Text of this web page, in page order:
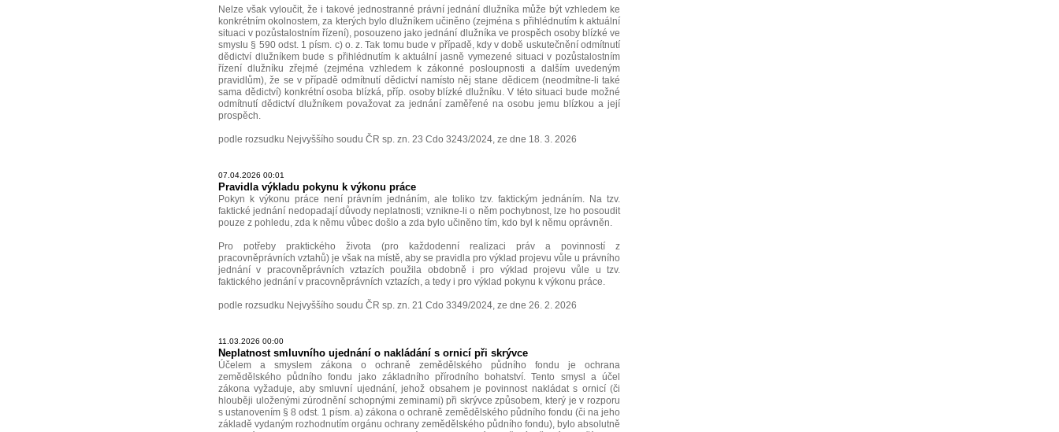
Nelze však vyloučit, že i takové jednostranné právní jednání dlužníka může být vzhledem ke
konkrétním okolnostem, za kterých bylo dlužníkem učiněno (zejména s přihlédnutím k aktuální
situaci v pozůstalostním řízení), posouzeno jako jednání dlužníka ve prospěch osoby blízké ve
smyslu § 590 odst. 1 písm. c) o. z. Tak tomu bude v případě, kdy v době uskutečnění odmítnutí
dědictví dlužníkem bude s přihlédnutím k aktuální jasně vymezené situaci v pozůstalostním
řízení dlužníku zřejmé (zejména vzhledem k zákonné posloupnosti a dalším uvedeným
pravidlům), že se v případě odmítnutí dědictví namísto něj stane dědicem (neodmítne-li také
sama dědictví) konkrétní osoba blízká, příp. osoby blízké dlužníku. V této situaci bude možné
odmítnutí dědictví dlužníkem považovat za jednání zaměřené na osobu jemu blízkou a její
prospěch.
podle rozsudku Nejvyššího soudu ČR sp. zn. 23 Cdo 3243/2024, ze dne 18. 3. 2026
07.04.2026 00:01
Pravidla výkladu pokynu k výkonu práce
Pokyn k výkonu práce není právním jednáním, ale toliko tzv. faktickým jednáním. Na tzv.
faktické jednání nedopadají důvody neplatnosti; vznikne-li o něm pochybnost, lze ho posoudit
pouze z pohledu, zda k němu vůbec došlo a zda bylo učiněno tím, kdo byl k němu oprávněn.
Pro potřeby praktického života (pro každodenní realizaci práv a povinností z
pracovněprávních vztahů) je však na místě, aby se pravidla pro výklad projevu vůle u právního
jednání v pracovněprávních vztazích použila obdobně i pro výklad projevu vůle u tzv.
faktického jednání v pracovněprávních vztazích, a tedy i pro výklad pokynu k výkonu práce.
podle rozsudku Nejvyššího soudu ČR sp. zn. 21 Cdo 3349/2024, ze dne 26. 2. 2026
11.03.2026 00:00
Neplatnost smluvního ujednání o nakládání s ornicí při skrývce
Účelem a smyslem zákona o ochraně zemědělského půdního fondu je ochrana
zemědělského půdního fondu jako základního přírodního bohatství. Tento smysl a účel
zákona vyžaduje, aby smluvní ujednání, jehož obsahem je povinnost nakládat s ornicí (či
hlouběji uloženými zúrodnění schopnými zeminami) při skrývce způsobem, který je v rozporu
s ustanovením § 8 odst. 1 písm. a) zákona o ochraně zemědělského půdního fondu (či na jeho
základě vydaným rozhodnutím orgánu ochrany zemědělského půdního fondu), bylo absolutně